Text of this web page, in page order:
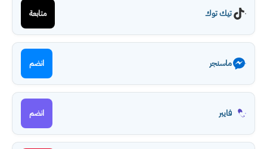
تيك توك متابعة
ماسنجر انضم
فايبر انضم